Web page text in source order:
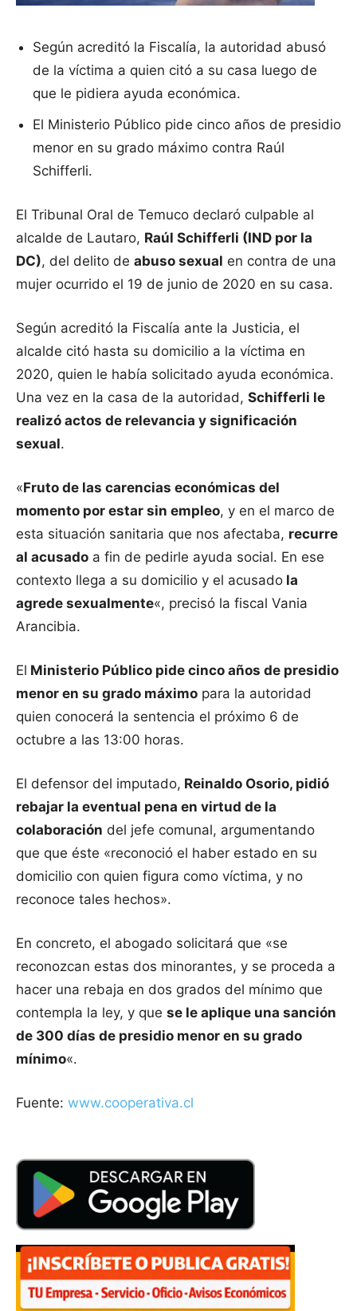
Según acreditó la Fiscalía, la autoridad abusó
de la víctima a quien citó a su casa luego de
que le pidiera ayuda económica.
El Ministerio Público pide cinco años de presidio
menor en su grado máximo contra Raúl
Schifferli.
El Tribunal Oral de Temuco declaró culpable al
alcalde de Lautaro, Raúl Schifferli (IND por la
DC), del delito de abuso sexual en contra de una
mujer ocurrido el 19 de junio de 2020 en su casa.
Según acreditó la Fiscalía ante la Justicia, el
alcalde citó hasta su domicilio a la víctima en
2020, quien le había solicitado ayuda económica.
Una vez en la casa de la autoridad, Schifferli le
realizó actos de relevancia y significación
sexual.
«Fruto de las carencias económicas del
momento por estar sin empleo, y en el marco de
esta situación sanitaria que nos afectaba, recurre
al acusado a fin de pedirle ayuda social. En ese
contexto llega a su domicilio y el acusado la
agrede sexualmente«, precisó la fiscal Vania
Arancibia.
El Ministerio Público pide cinco años de presidio
menor en su grado máximo para la autoridad
quien conocerá la sentencia el próximo 6 de
octubre a las 13:00 horas.
El defensor del imputado, Reinaldo Osorio, pidió
rebajar la eventual pena en virtud de la
colaboración del jefe comunal, argumentando
que que éste «reconoció el haber estado en su
domicilio con quien figura como víctima, y no
reconoce tales hechos».
En concreto, el abogado solicitará que «se
reconozcan estas dos minorantes, y se proceda a
hacer una rebaja en dos grados del mínimo que
contempla la ley, y que se le aplique una sanción
de 300 días de presidio menor en su grado
mínimo«.
Fuente: www.cooperativa.cl